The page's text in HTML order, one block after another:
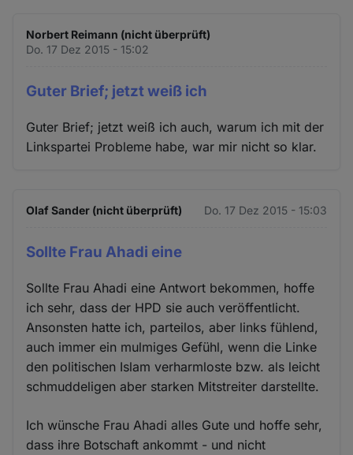
Norbert Reimann (nicht überprüft)
Do. 17 Dez 2015 - 15:02
Guter Brief; jetzt weiß ich
Guter Brief; jetzt weiß ich auch, warum ich mit der
Linkspartei Probleme habe, war mir nicht so klar.
Olaf Sander (nicht überprüft) Do. 17 Dez 2015 - 15:03
Sollte Frau Ahadi eine
Sollte Frau Ahadi eine Antwort bekommen, hoffe
ich sehr, dass der HPD sie auch veröffentlicht.
Ansonsten hatte ich, parteilos, aber links fühlend,
auch immer ein mulmiges Gefühl, wenn die Linke
den politischen Islam verharmloste bzw. als leicht
schmuddeligen aber starken Mitstreiter darstellte.
Ich wünsche Frau Ahadi alles Gute und hoffe sehr,
dass ihre Botschaft ankommt - und nicht